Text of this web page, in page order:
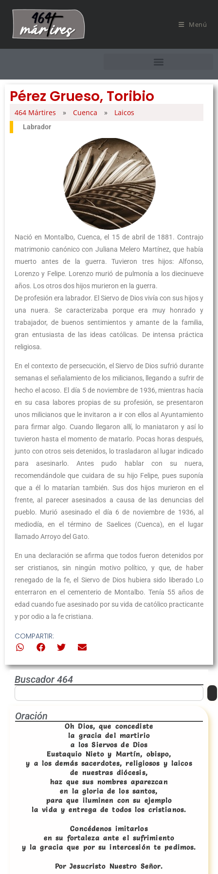
Menú
Pérez Grueso, Toribio
464 Mártires » Cuenca » Laicos
Labrador
Nació en Montalbo, Cuenca, el 15 de abril de 1881. Contrajo
matrimonio canónico con Juliana Melero Martínez, que había
muerto antes de la guerra. Tuvieron tres hijos: Alfonso,
Lorenzo y Felipe. Lorenzo murió de pulmonía a los diecinueve
años. Los otros dos hijos murieron en la guerra.
De profesión era labrador. El Siervo de Dios vivía con sus hijos y
una nuera. Se caracterizaba porque era muy honrado y
trabajador, de buenos sentimientos y amante de la familia,
gran entusiasta de las ideas católicas. De intensa práctica
religiosa.
En el contexto de persecución, el Siervo de Dios sufrió durante
semanas el señalamiento de los milicianos, llegando a sufrir de
hecho el acoso. El día 5 de noviembre de 1936, mientras hacía
en su casa labores propias de su profesión, se presentaron
unos milicianos que le invitaron a ir con ellos al Ayuntamiento
para firmar algo. Cuando llegaron allí, lo maniataron y así lo
tuvieron hasta el momento de matarlo. Pocas horas después,
junto con otros seis detenidos, lo trasladaron al lugar indicado
para asesinarlo. Antes pudo hablar con su nuera,
recomendándole que cuidara de su hijo Felipe, pues suponía
que a él lo matarían también. Sus dos hijos murieron en el
frente, al parecer asesinados a causa de las denuncias del
pueblo. Murió asesinado el día 6 de noviembre de 1936, al
mediodía, en el término de Saelices (Cuenca), en el lugar
llamado Arroyo del Gato.
En una declaración se afirma que todos fueron detenidos por
ser cristianos, sin ningún motivo político, y que, de haber
renegado de la fe, el Siervo de Dios hubiera sido liberado Lo
enterraron en el cementerio de Montalbo. Tenía 55 años de
edad cuando fue asesinado por su vida de católico practicante
y por odio a la fe cristiana.
COMPARTIR:
Buscador 464
Oración
Oh Dios, que concediste
la gracia del martirio
a los Siervos de Dios
Eustaquio Nieto y Martín, obispo,
y a los demás sacerdotes, religiosos y laicos
de nuestras diócesis,
haz que sus nombres aparezcan
en la gloria de los santos,
para que iluminen con su ejemplo
la vida y entrega de todos los cristianos.
Concédenos imitarlos
en su fortaleza ante el sufrimiento
y la gracia que por su intercesión te pedimos.
Por Jesucristo Nuestro Señor.